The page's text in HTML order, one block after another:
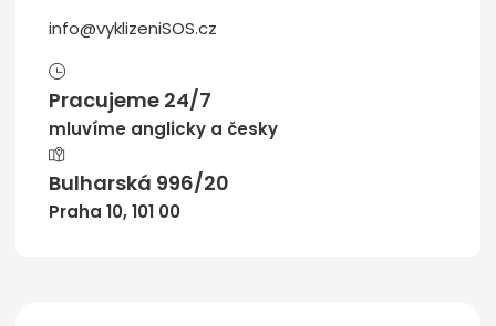
info@vyklizeniSOS.cz
Pracujeme 24/7
mluvíme anglicky a česky
Bulharská 996/20
Praha 10, 101 00